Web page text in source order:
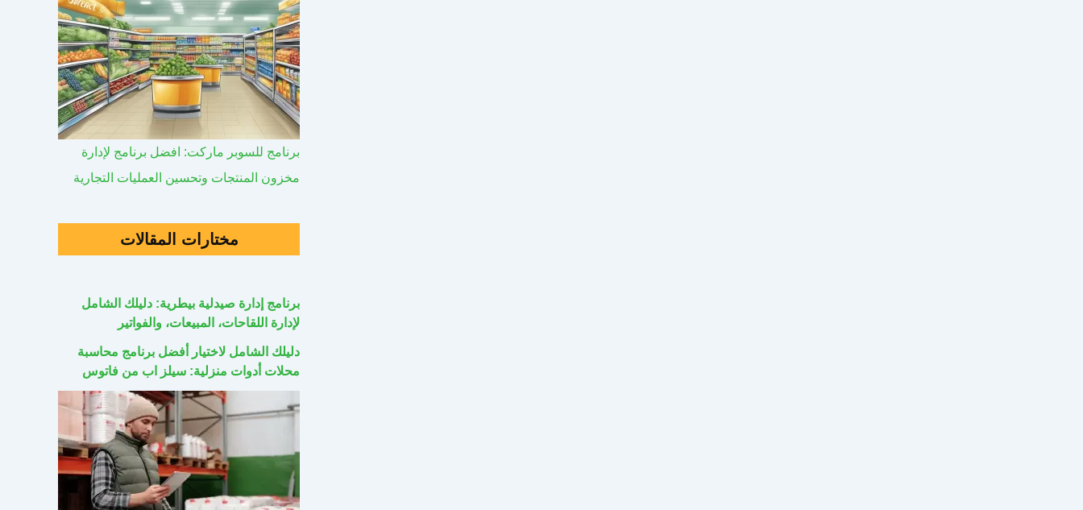
برنامج للسوبر ماركت: افضل برنامج لإدارة
مخزون المنتجات وتحسين العمليات التجارية
مختارات المقالات
برنامج إدارة صيدلية بيطرية: دليلك الشامل
لإدارة اللقاحات، المبيعات، والفواتير
دليلك الشامل لاختيار أفضل برنامج محاسبة
محلات أدوات منزلية: سيلز اب من فاتوس